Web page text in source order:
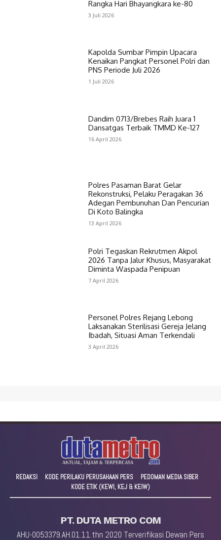
Rangka Hari Bhayangkara ke-80
3 Juli 2026
Kapolda Sumbar Pimpin Upacara
Kenaikan Pangkat Personel Polri dan
PNS Periode Juli 2026
1 Juli 2026
Dandim 0713/Brebes Raih Juara 1
Dansatgas Terbaik TMMD Ke-127
16 April 2026
Polres Pasaman Barat Gelar
Rekonstruksi, Pelaku Peragakan 36
Adegan Pembunuhan Dan Pencurian
Di Koto Balingka
13 April 2026
Polri Tegaskan Rekrutmen Akpol
2026 Tanpa Jalur Khusus, Masyarakat
Diminta Waspada Penipuan
7 April 2026
Personel Polres Rejang Lebong
Laksanakan Sterilisasi Gereja Jelang
Ibadah, Situasi Aman Terkendali
3 April 2026
REDAKSI KODE PERILAKU PERUSAHAAN PERS
PEDOMAN MEDIA SIBER
KODE ETIK (KEWI, KEJ & KEIW)
PT. DUTA METRO COM
AHU-0053379.AH.01.11.thn 2020 Terverifikasi Dewan Pers